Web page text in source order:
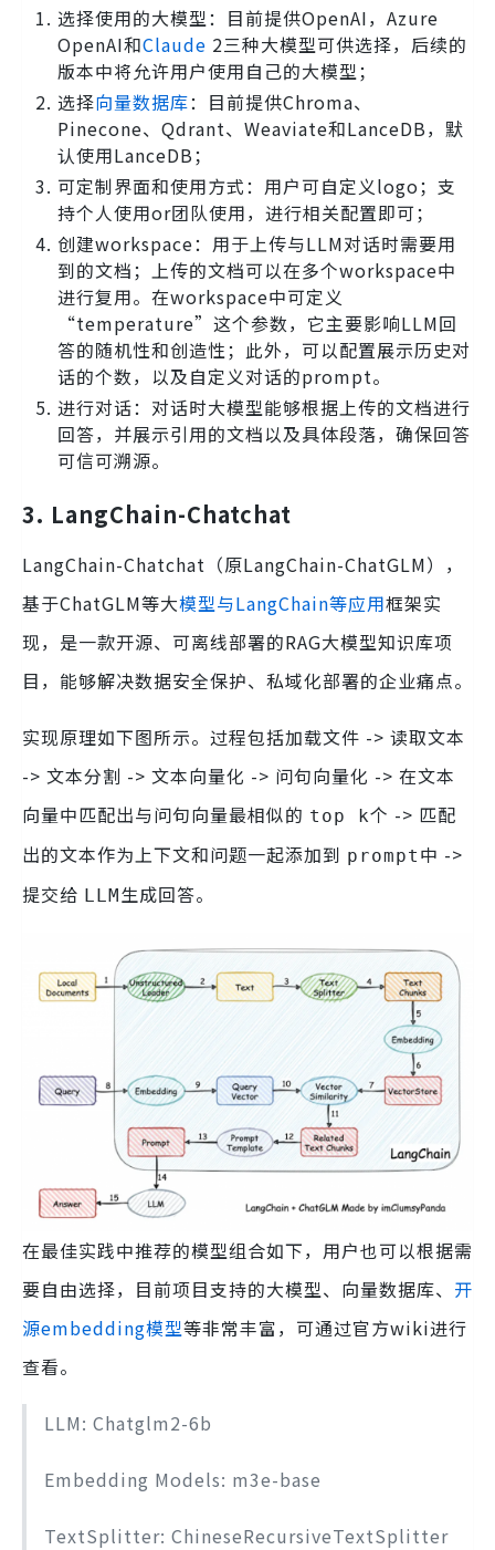
选择使用的大模型：目前提供OpenAI，Azure
OpenAI和Claude 2三种大模型可供选择，后续的
版本中将允许用户使用自己的大模型；
选择向量数据库：目前提供Chroma、
Pinecone、Qdrant、Weaviate和LanceDB，默
认使用LanceDB；
可定制界面和使用方式：用户可自定义logo；支
持个人使用or团队使用，进行相关配置即可；
创建workspace：用于上传与LLM对话时需要用
到的文档；上传的文档可以在多个workspace中
进行复用。在workspace中可定义
“temperature”这个参数，它主要影响LLM回
答的随机性和创造性；此外，可以配置展示历史对
话的个数，以及自定义对话的prompt。
进行对话：对话时大模型能够根据上传的文档进行
回答，并展示引用的文档以及具体段落，确保回答
可信可溯源。
3. LangChain-Chatchat
LangChain-Chatchat（原LangChain-ChatGLM），
基于ChatGLM等大模型与LangChain等应用框架实
现，是一款开源、可离线部署的RAG大模型知识库项
目，能够解决数据安全保护、私域化部署的企业痛点。
实现原理如下图所示。过程包括加载文件 -> 读取文本
-> 文本分割 -> 文本向量化 -> 问句向量化 -> 在文本
向量中匹配出与问句向量最相似的 top k个 -> 匹配
出的文本作为上下文和问题一起添加到 prompt 中 ->
提交给 LLM生成回答。
在最佳实践中推荐的模型组合如下，用户也可以根据需
要自由选择，目前项目支持的大模型、向量数据库、 开
源embedding模型等非常丰富，可通过官方wiki进行
查看。
LLM: Chatglm2-6b
Embedding Models: m3e-base
TextSplitter: ChineseRecursiveTextSplitter